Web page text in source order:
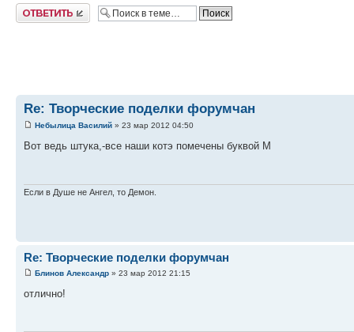
Ответить
Re: Творческие поделки форумчан
Небылица Василий » 23 мар 2012 04:50
Вот ведь штука,-все наши котэ помечены буквой М
Если в Душе не Ангел, то Демон.
Re: Творческие поделки форумчан
Блинов Александр » 23 мар 2012 21:15
отлично!